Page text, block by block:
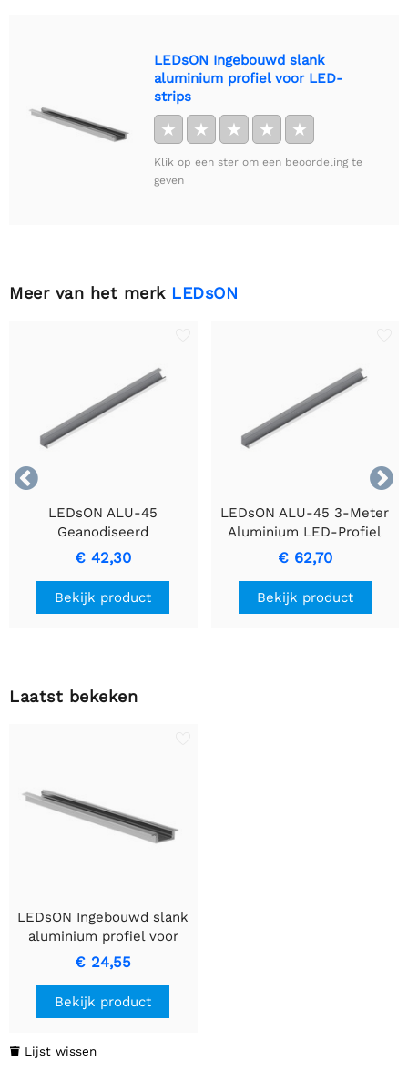
LEDsON Ingebouwd slank
aluminium profiel voor LED-
strips
★ ★ ★ ★ ★
Klik op een ster om een beoordeling te
geven
Meer van het merk LEDsON


LEDsON ALU-45
Geanodiseerd
Aluminiumprofiel voor
LED-strips
€ 42,30
Bekijk product
LEDsON ALU-45 3-Meter
Aluminium LED-Profiel
met Zilveren
Geanodiseerde Afwerking
€ 62,70
Bekijk product
Laatst bekeken
LEDsON Ingebouwd slank
aluminium profiel voor
LED-strips
€ 24,55
Bekijk product
 Lijst wissen